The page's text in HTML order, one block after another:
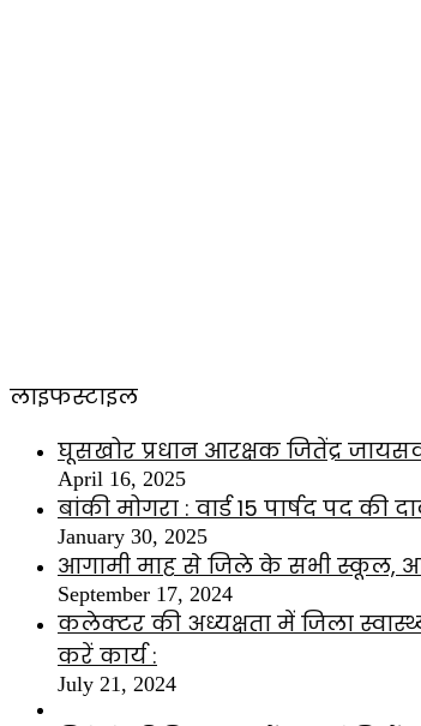
लाइफस्टाइल
घूसखोर प्रधान आरक्षक जितेंद्र
April 16, 2025
बांकी मोगरा : वार्ड 15 पार्षद पद की
January 30, 2025
आगामी माह से जिले के सभी स्कूल,
September 17, 2024
कलेक्टर की अध्यक्षता में जिला
करें कार्य :
July 21, 2024